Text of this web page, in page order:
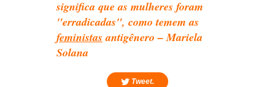
significa que as mulheres foram
"erradicadas", como temem as
feministas antigênero – Mariela
Solana
Tweet.